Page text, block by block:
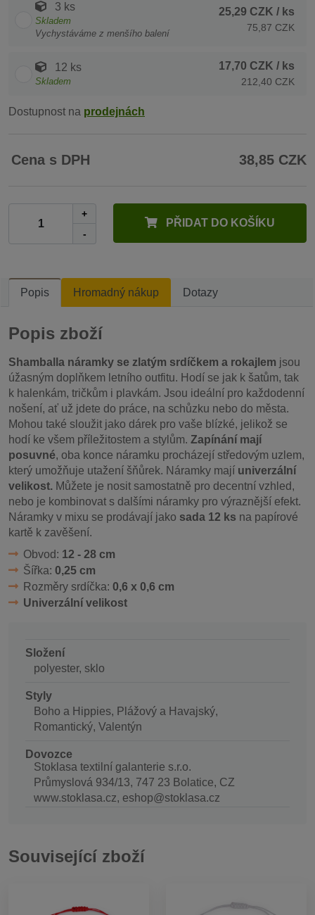
3 ks
Skladem
Vychystáváme z menšího balení
25,29 CZK / ks
75,87 CZK
12 ks
Skladem
17,70 CZK / ks
212,40 CZK
Dostupnost na prodejnách
Cena s DPH 38,85 CZK
+
-
PŘIDAT DO KOŠÍKU
Popis Hromadný nákup Dotazy
Popis zboží
Shamballa náramky se zlatým srdíčkem a rokajlem jsou
úžasným doplňkem letního outfitu. Hodí se jak k šatům, tak
k halenkám, tričkům i plavkám. Jsou ideální pro každodenní
nošení, ať už jdete do práce, na schůzku nebo do města.
Mohou také sloužit jako dárek pro vaše blízké, jelikož se
hodí ke všem příležitostem a stylům. Zapínání mají
posuvné, oba konce náramku procházejí středovým uzlem,
který umožňuje utažení šňůrek. Náramky mají univerzální
velikost. Můžete je nosit samostatně pro decentní vzhled,
nebo je kombinovat s dalšími náramky pro výraznější efekt.
Náramky v mixu se prodávají jako sada 12 ks na papírové
kartě k zavěšení.
Obvod: 12 - 28 cm
Šířka: 0,25 cm
Rozměry srdíčka: 0,6 x 0,6 cm
Univerzální velikost
Složení
polyester, sklo
Styly
Boho a Hippies, Plážový a Havajský,
Romantický, Valentýn
Dovozce
Stoklasa textilní galanterie s.r.o.
Průmyslová 934/13, 747 23 Bolatice, CZ
www.stoklasa.cz, eshop@stoklasa.cz
Související zboží